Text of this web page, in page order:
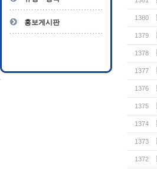
홍보게시판
1380
1379
1378
1377
1376
1375
1374
1373
1372